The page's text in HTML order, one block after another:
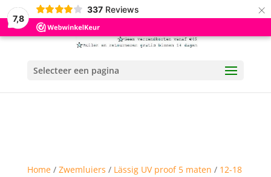
7,8
337 Reviews ×
Selecteer een pagina
Home/ Zwemluiers / Lässig UV proof 5 maten / 12-18